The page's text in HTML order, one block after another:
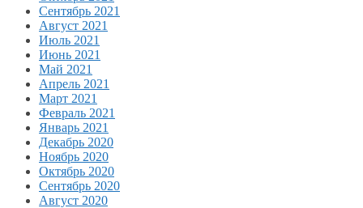
Сентябрь 2021
Август 2021
Июль 2021
Июнь 2021
Май 2021
Апрель 2021
Март 2021
Февраль 2021
Январь 2021
Декабрь 2020
Ноябрь 2020
Октябрь 2020
Сентябрь 2020
Август 2020